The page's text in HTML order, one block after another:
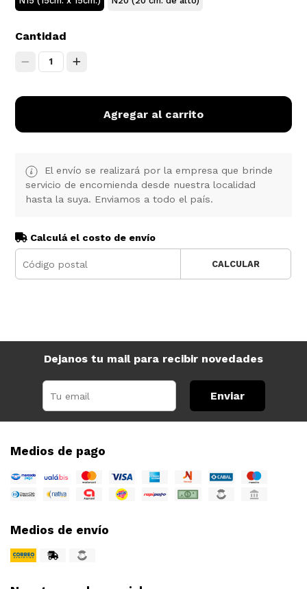
Cantidad
1
Agregar al carrito
El envío se realizará por la empresa que brinde
servicio de encomienda desde nuestra localidad
hasta la suya. Enviamos a todo el país.
Calculá el costo de envío
CALCULAR
Dejanos tu mail para recibir novedades
Enviar
Medios de pago
Medios de envío